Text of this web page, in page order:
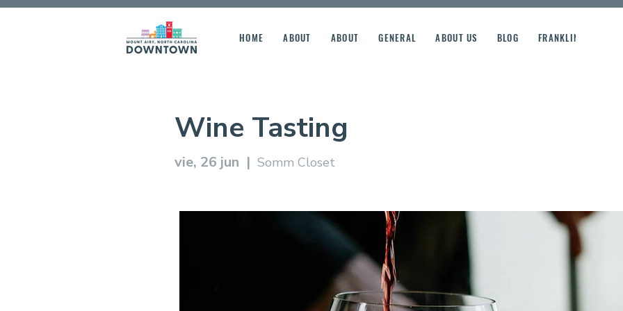
HOME ABOUT ABOUT GENERAL ABOUT US BLOG FRANKLIN STREET
Wine Tasting
vie, 26 jun
  |
Somm Closet